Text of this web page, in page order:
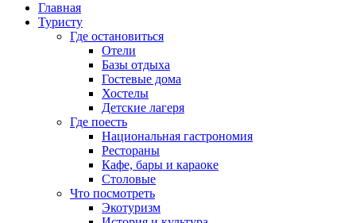
Главная
Туристу
Где остановиться
Отели
Базы отдыха
Гостевые дома
Хостелы
Детские лагеря
Где поесть
Национальная гастрономия
Рестораны
Кафе, бары и караоке
Столовые
Что посмотреть
Экотуризм